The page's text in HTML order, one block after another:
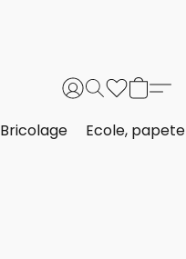
Bricolage Ecole,